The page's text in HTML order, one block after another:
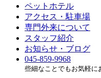
ペットホテル
アクセス・駐車場
専門外来について
スタッフ紹介
お知らせ・ブログ
045-859-9968
些細なことでもお気軽に